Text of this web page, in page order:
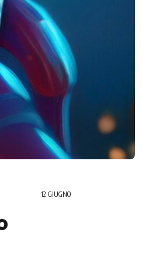
12 GIUGNO